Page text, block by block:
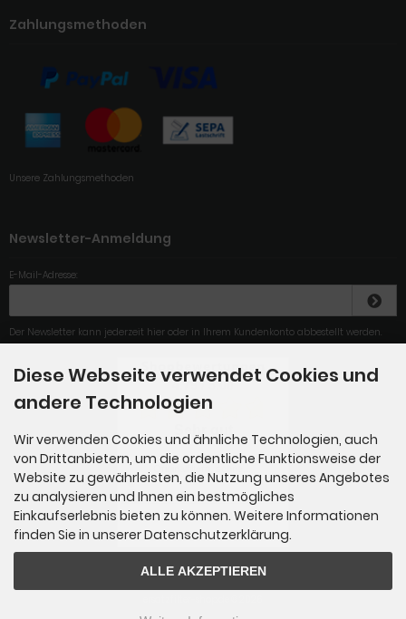
Zahlungsmethoden
Unsere Zahlungsmethoden
Newsletter-Anmeldung
E-Mail-Adresse:
Der Newsletter kann jederzeit hier oder in Ihrem Kundenkonto abbestellt werden.
4.79/5.00
preiswerte Alternative zu den
Gesamt: 284
Diese Webseite verwendet Cookies und
andere Technologien
Wir verwenden Cookies und ähnliche Technologien, auch
von Drittanbietern, um die ordentliche Funktionsweise der
Website zu gewährleisten, die Nutzung unseres Angebotes
zu analysieren und Ihnen ein bestmögliches
Einkaufserlebnis bieten zu können. Weitere Informationen
finden Sie in unserer Datenschutzerklärung.
ALLE AKZEPTIEREN